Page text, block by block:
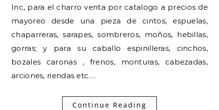
Inc, para el charro venta por catalogo a precios de
mayoreo desde una pieza de cintos, espuelas,
chaparreras, sarapes, sombreros, moños, hebillas,
gorras; y para su caballo espinilleras, cinchos,
bozales caronas , frenos, monturas, cabezadas,
arciones, riendas etc.…
Continue Reading